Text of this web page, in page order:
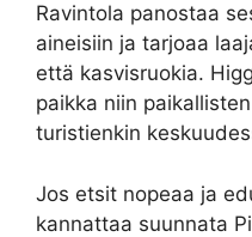
Ravintola panostaa
aineisiin ja tarjoaa
että kasvisruokia.
paikka niin
turistienkin
Jos etsit nopeaa ja
kannattaa suunnata